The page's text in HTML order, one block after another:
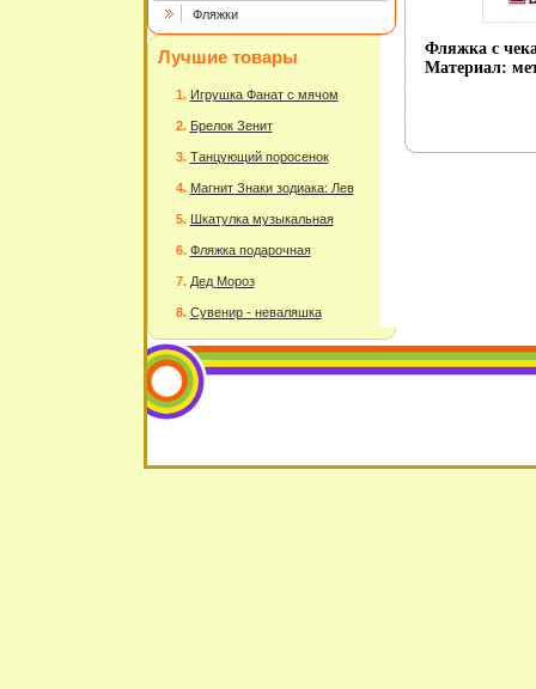
Фляжки
Лучшие товары
Игрушка Фанат с мячом
Брелок Зенит
Танцующий поросенок
Магнит Знаки зодиака: Лев
Шкатулка музыкальная
Фляжка подарочная
Дед Мороз
Сувенир - неваляшка
Фляжка с
Материал: